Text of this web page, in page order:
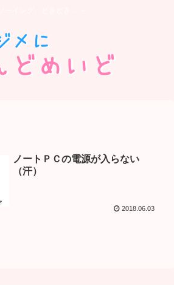
ノートＰＣの電源が入らない
（汗）
2018.06.03